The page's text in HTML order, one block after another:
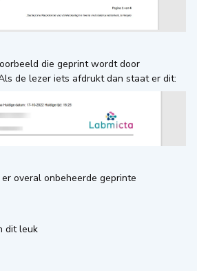
die geprint wordt door
de lezer iets afdrukt dan staat er dit:
overal onbeheerde geprinte
dit leuk